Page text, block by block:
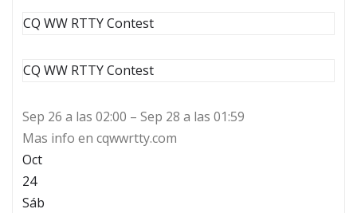
CQ WW RTTY Contest
CQ WW RTTY Contest
Sep 26 a las 02:00 – Sep 28 a las 01:59
Mas info en cqwwrtty.com
Oct
24
Sáb